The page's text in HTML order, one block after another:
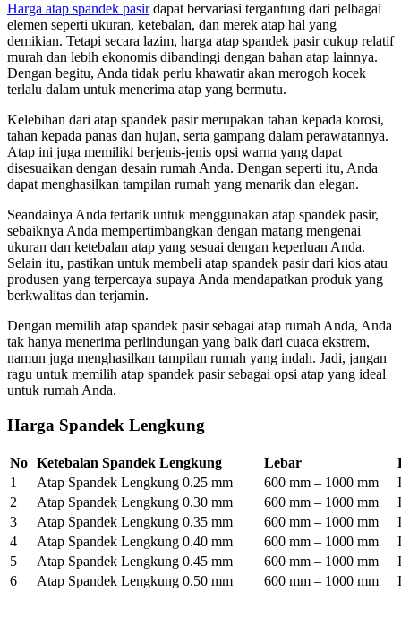
Harga atap spandek pasirdapat bervariasi tergantung dari pelbagai
elemen seperti ukuran, ketebalan, dan merek atap hal yang
demikian. Tetapi secara lazim, harga atap spandek pasir cukup relatif
murah dan lebih ekonomis dibandingi dengan bahan atap lainnya.
Dengan begitu, Anda tidak perlu khawatir akan merogoh kocek
terlalu dalam untuk menerima atap yang bermutu.
Kelebihan dari atap spandek pasir merupakan tahan kepada korosi,
tahan kepada panas dan hujan, serta gampang dalam perawatannya.
Atap ini juga memiliki berjenis-jenis opsi warna yang dapat
disesuaikan dengan desain rumah Anda. Dengan seperti itu, Anda
dapat menghasilkan tampilan rumah yang menarik dan elegan.
Seandainya Anda tertarik untuk menggunakan atap spandek pasir,
sebaiknya Anda mempertimbangkan dengan matang mengenai
ukuran dan ketebalan atap yang sesuai dengan keperluan Anda.
Selain itu, pastikan untuk membeli atap spandek pasir dari kios atau
produsen yang terpercaya supaya Anda mendapatkan produk yang
berkwalitas dan terjamin.
Dengan memilih atap spandek pasir sebagai atap rumah Anda, Anda
tak hanya menerima perlindungan yang baik dari cuaca ekstrem,
namun juga menghasilkan tampilan rumah yang indah. Jadi, jangan
ragu untuk memilih atap spandek pasir sebagai opsi atap yang ideal
untuk rumah Anda.
Harga Spandek Lengkung
No Ketebalan Spandek Lengkung Lebar
1
Atap Spandek Lengkung 0.25 mm 600 mm – 1000 mm
2
Atap Spandek Lengkung 0.30 mm 600 mm – 1000 mm
3
Atap Spandek Lengkung 0.35 mm 600 mm – 1000 mm
4
Atap Spandek Lengkung 0.40 mm 600 mm – 1000 mm
5
Atap Spandek Lengkung 0.45 mm 600 mm – 1000 mm
6
Atap Spandek Lengkung 0.50 mm 600 mm – 1000 mm